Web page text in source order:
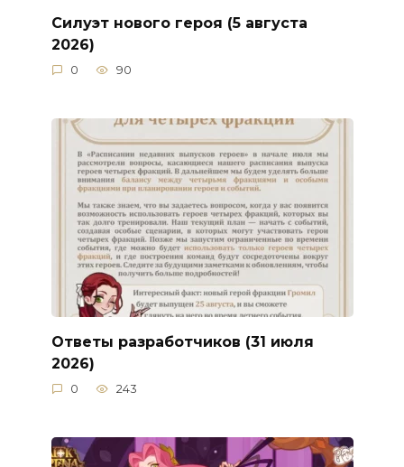
Силуэт нового героя (5 августа
2026)
0 90
Ответы разработчиков (31 июля
2026)
0 243